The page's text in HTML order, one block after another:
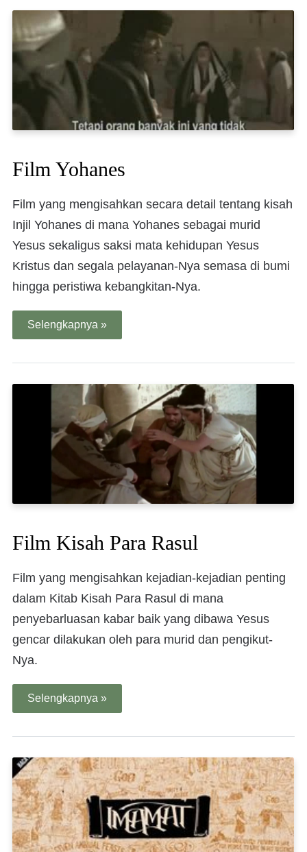
Film Yohanes
Film yang mengisahkan secara detail tentang kisah
Injil Yohanes di mana Yohanes sebagai murid
Yesus sekaligus saksi mata kehidupan Yesus
Kristus dan segala pelayanan-Nya semasa di bumi
hingga peristiwa kebangkitan-Nya.
Selengkapnya »
Film Kisah Para Rasul
Film yang mengisahkan kejadian-kejadian penting
dalam Kitab Kisah Para Rasul di mana
penyebarluasan kabar baik yang dibawa Yesus
gencar dilakukan oleh para murid dan pengikut-
Nya.
Selengkapnya »